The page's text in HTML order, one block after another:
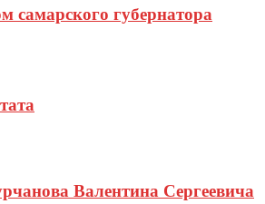
самарского губернатора
Валентина Сергеевича